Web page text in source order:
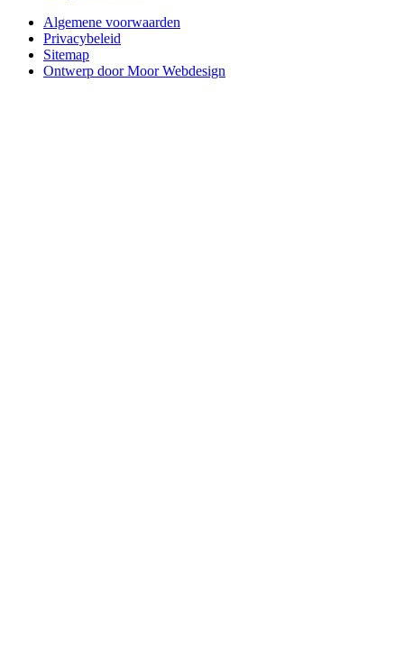
Algemene voorwaarden
Privacybeleid
Sitemap
Ontwerp door Moor Webdesign